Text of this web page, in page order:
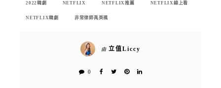
2022韓劇 NETFLIX NETFLIX推薦 NETFLIX線上看
NETFLIX韓劇 非常律師禹英禑
由 立值Liccy
0